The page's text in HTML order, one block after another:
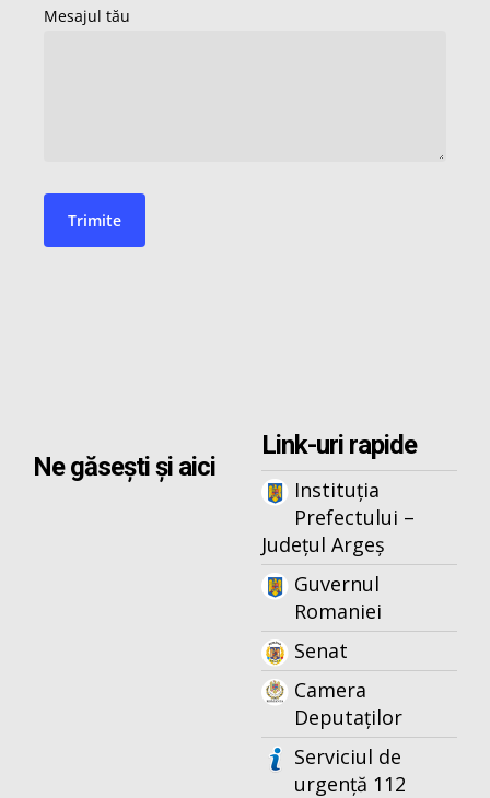
Ne găsești și aici
Link-uri rapide
Instituția
Prefectului –
Județul Argeș
Guvernul
Romaniei
Senat
Camera
Deputaților
Serviciul de
urgență 112